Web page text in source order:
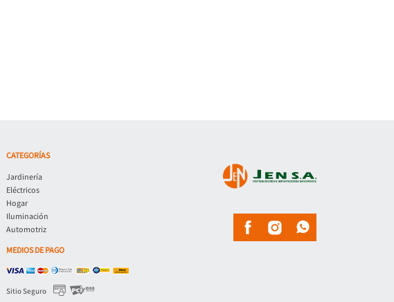
CATEGORÍAS
Jardinería
Eléctricos
Hogar
Iluminación
Automotriz
MEDIOS DE PAGO
Sitio Seguro